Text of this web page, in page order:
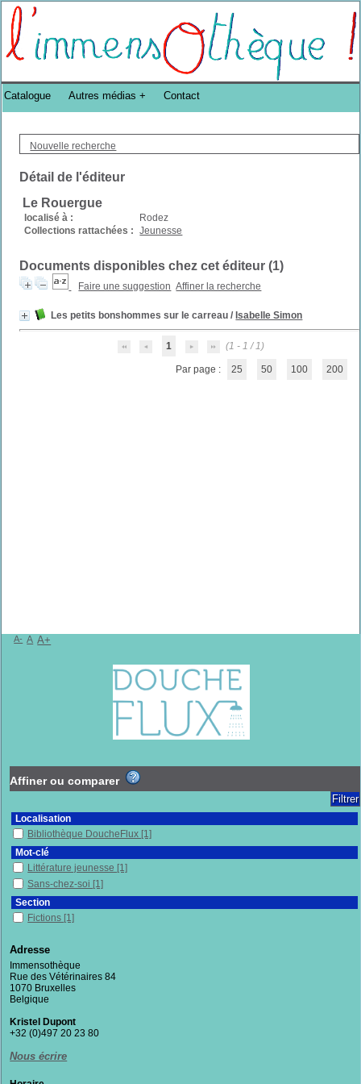
Bibliothèque DoucheFLUX Bibliotheek -->
Nouvelle recherche
Détail de l'éditeur
Le Rouergue
localisé à :
Rodez
Collections rattachées :
Jeunesse
Documents disponibles chez cet éditeur (1)
Faire une suggestion Affiner la recherche
Les petits bonshommes sur le carreau / Isabelle Simon
1 (1 - 1 / 1)
Par page : 25 50 100 200
Catalogue Autres médias Contact
A- A A+
Affiner ou comparer
Localisation
Bibliothèque DoucheFlux [1]
Mot-clé
Littérature jeunesse [1]
Sans-chez-soi [1]
Section
Fictions [1]
Adresse
Immensothèque
Rue des Vétérinaires 84
1070 Bruxelles
Belgique
Kristel Dupont
+32 (0)497 20 23 80
Nous écrire